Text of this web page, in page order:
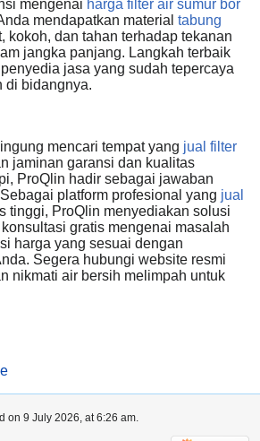
mengenai harga filter air sumur bor
mendapatkan material tabung
kokoh, dan tahan terhadap tekanan
jangka panjang. Langkah terbaik
jasa yang sudah tepercaya
di bidangnya.
mencari tempat yang jual filter
jaminan garansi dan kualitas
ProQlin hadir sebagai jawaban
platform profesional yang jual
tinggi, ProQlin menyediakan solusi
gratis mengenai masalah
harga yang sesuai dengan
Segera hubungi website resmi
nikmati air bersih melimpah untuk
on 9 July 2026, at 6:26 am.